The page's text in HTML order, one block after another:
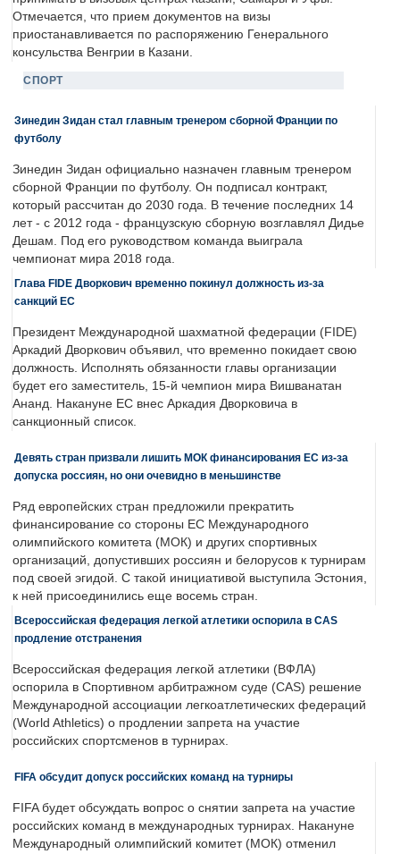
Отмечается, что прием документов на визы
приостанавливается по распоряжению Генерального
консульства Венгрии в Казани.
СПОРТ
Зинедин Зидан стал главным тренером сборной Франции по
футболу
Зинедин Зидан официально назначен главным тренером
сборной Франции по футболу. Он подписал контракт,
который рассчитан до 2030 года. В течение последних 14
лет - с 2012 года - французскую сборную возглавлял Дидье
Дешам. Под его руководством команда выиграла
чемпионат мира 2018 года.
Глава FIDE Дворкович временно покинул должность из-за
санкций ЕС
Президент Международной шахматной федерации (FIDE)
Аркадий Дворкович объявил, что временно покидает свою
должность. Исполнять обязанности главы организации
будет его заместитель, 15-й чемпион мира Вишванатан
Ананд. Накануне ЕС внес Аркадия Дворковича в
санкционный список.
Девять стран призвали лишить МОК финансирования ЕС из-за
допуска россиян, но они очевидно в меньшинстве
Ряд европейских стран предложили прекратить
финансирование со стороны ЕС Международного
олимпийского комитета (МОК) и других спортивных
организаций, допустивших россиян и белорусов к турнирам
под своей эгидой. С такой инициативой выступила Эстония,
к ней присоединились еще восемь стран.
Всероссийская федерация легкой атлетики оспорила в CAS
продление отстранения
Всероссийская федерация легкой атлетики (ВФЛА)
оспорила в Спортивном арбитражном суде (CAS) решение
Международной ассоциации легкоатлетических федераций
(World Athletics) о продлении запрета на участие
российских спортсменов в турнирах.
FIFA обсудит допуск российских команд на турниры
FIFA будет обсуждать вопрос о снятии запрета на участие
российских команд в международных турнирах. Накануне
Международный олимпийский комитет (МОК) отменил